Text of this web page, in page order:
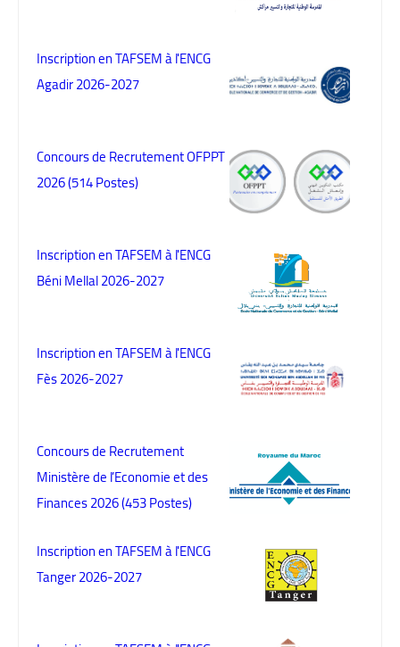
Inscription en TAFSEM à l'ENCG
Agadir 2026-2027
Concours de Recrutement OFPPT
2026 (514 Postes)
Inscription en TAFSEM à l'ENCG
Béni Mellal 2026-2027
Inscription en TAFSEM à l'ENCG
Fès 2026-2027
Concours de Recrutement
Ministère de l’Economie et des
Finances 2026 (453 Postes)
Inscription en TAFSEM à l'ENCG
Tanger 2026-2027